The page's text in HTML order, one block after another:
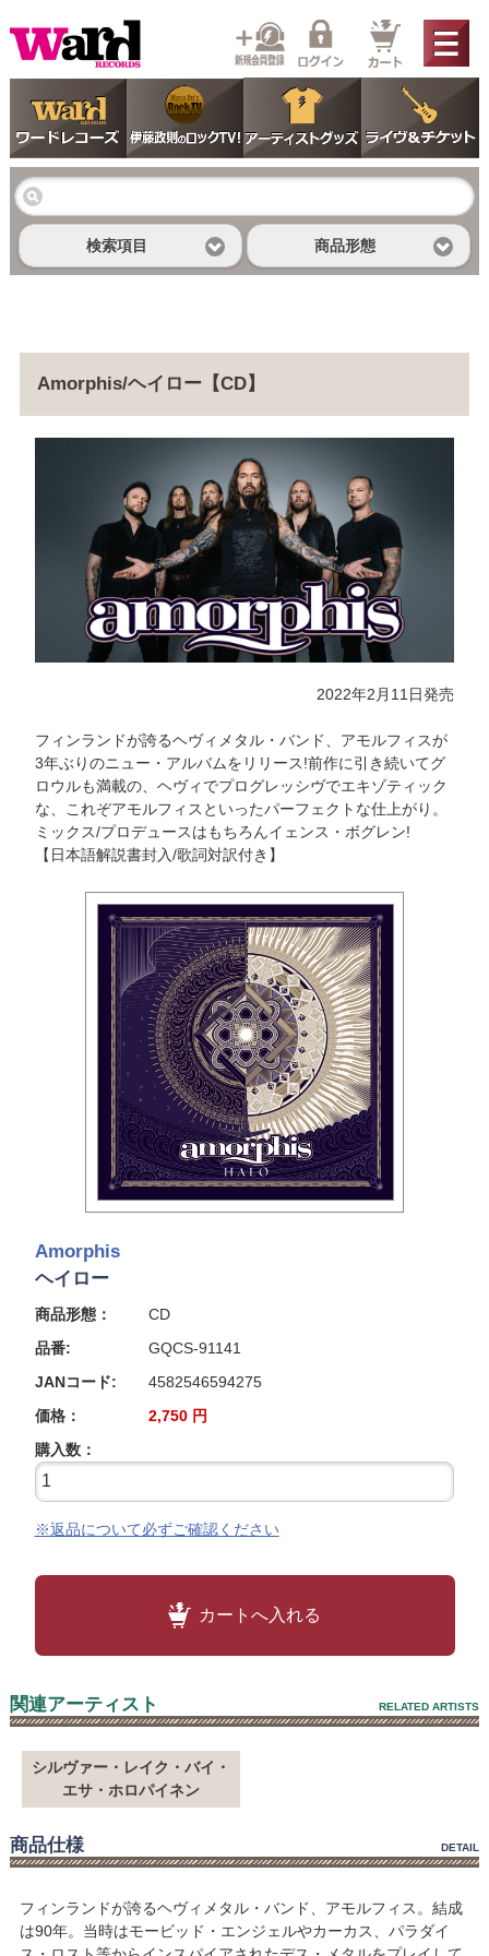
検索項目 商品形態
Amorphis/ヘイロー【CD】
2022年2月11日発売
フィンランドが誇るヘヴィメタル・バンド、アモルフィスが
3年ぶりのニュー・アルバムをリリース!前作に引き続いてグ
ロウルも満載の、ヘヴィでプログレッシヴでエキゾティック
な、これぞアモルフィスといったパーフェクトな仕上がり。
ミックス/プロデュースはもちろんイェンス・ボグレン!
【日本語解説書封入/歌詞対訳付き】
Amorphis
ヘイロー
商品形態：
CD
品番:
GQCS-91141
JANコード:
4582546594275
価格：
2,750 円
購入数：
※返品について必ずご確認ください
カートへ入れる
関連アーティスト RELATED ARTISTS
シルヴァー・レイク・バイ・
エサ・ホロパイネン
商品仕様 DETAIL
フィンランドが誇るヘヴィメタル・バンド、アモルフィス。結成
は90年。当時はモービッド・エンジェルやカーカス、パラダイ